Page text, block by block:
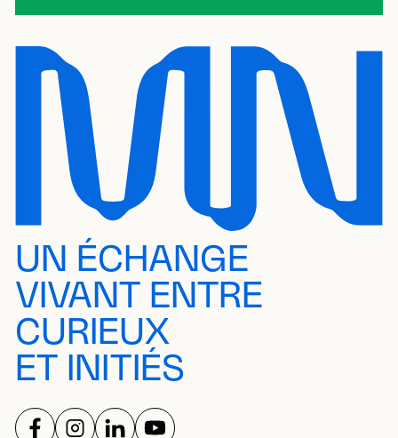
UN ÉCHANGE
VIVANT ENTRE
CURIEUX
ET INITIÉS
SUIVEZ-NOUS SUR
SUIVEZ-NOUS SUR
SUIVEZ-NOUS SUR
SUIVEZ-NOUS SUR